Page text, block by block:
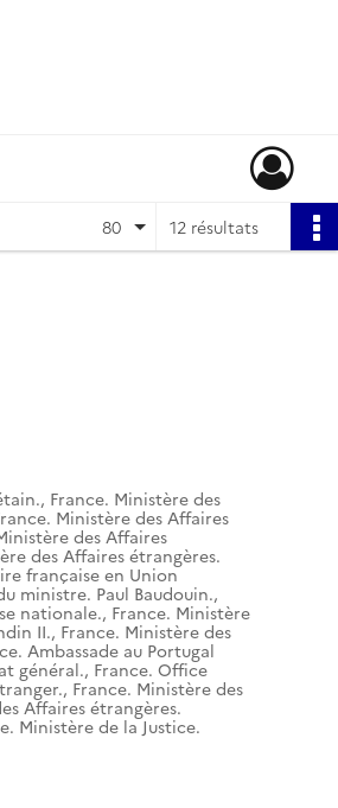
12 résultats
80
, France. Ministère des
Ministère des Affaires
des Affaires
des Affaires étrangères.
française en Union
ministre. Paul Baudouin.,
nationale., France. Ministère
II., France. Ministère des
Ambassade au Portugal
général., France. Office
, France. Ministère des
Affaires étrangères.
Ministère de la Justice.